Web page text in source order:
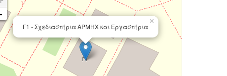
×
Γ1 - Σχεδιαστήρια ΑΡΜΗΧ και Εργαστήρια